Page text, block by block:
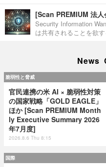
[Scan PREMIUM 法
Security Information
は共有されることを欲す
News
脆弱性と脅威
官民連携の米 AI × 脆弱性対策
の国家戦略「GOLD EAGLE」
ほか [Scan PREMIUM Month
ly Executive Summary 2026
年7月度]
2026.8.6 Thu 8:15
国際